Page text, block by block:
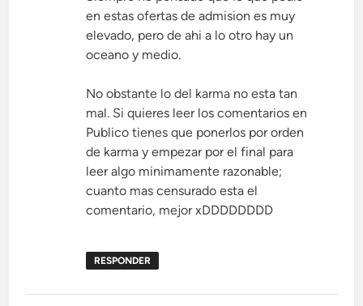
en estas ofertas de admision es muy
elevado, pero de ahi a lo otro hay un
oceano y medio.
No obstante lo del karma no esta tan
mal. Si quieres leer los comentarios en
Publico tienes que ponerlos por orden
de karma y empezar por el final para
leer algo minimamente razonable;
cuanto mas censurado esta el
comentario, mejor xDDDDDDDD
RESPONDER